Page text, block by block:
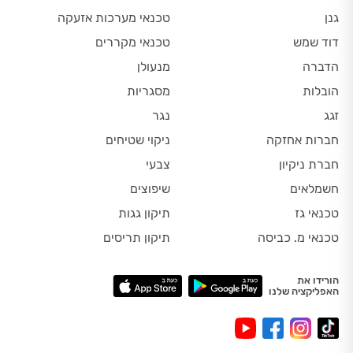
גנן
דוד שמש
הדברה
הובלות
זגג
חברות אחזקה
חברת ניקיון
חשמלאים
טכנאי גז
טכנאי מ. כביסה
טכנאי מערכות אזעקה
טכנאי מקררים
מנעולן
מסגריות
נגר
ניקוי שטיחים
צבעי
שיפוצים
תיקון גגות
תיקון תריסים
הורידו את
האפליקציה שלנו